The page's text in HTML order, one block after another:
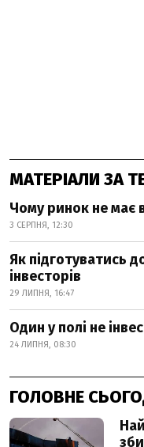
МАТЕРІАЛИ ЗА
Чому ринок не має
3 СЕРПНЯ, 12:30
Як підготуватись
інвесторів
29 ЛИПНЯ, 16:47
Один у полі не
24 ЛИПНЯ, 08:30
ГОЛОВНЕ